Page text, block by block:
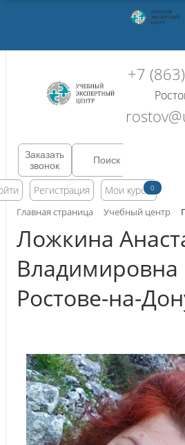
+7
Заказать
звонок
Регистрация Мои курсы0
Главная страница Учебный центр
Ложкина
Владимировна
Ростове-на-